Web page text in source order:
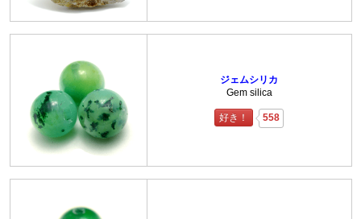
ジェムシリカ
Gem silica
好き！ 558